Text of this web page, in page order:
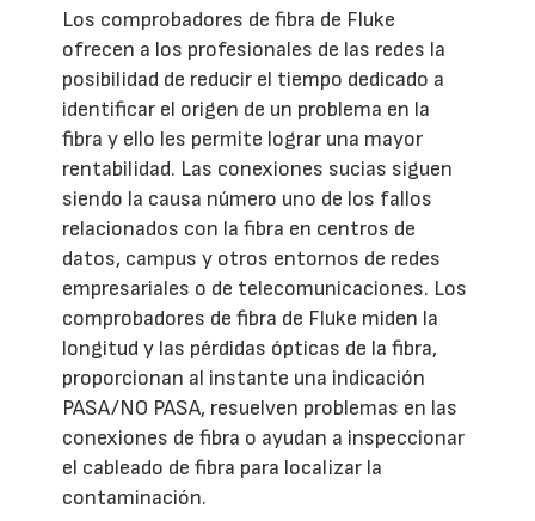
Los comprobadores de fibra de Fluke
ofrecen a los profesionales de las redes la
posibilidad de reducir el tiempo dedicado a
identificar el origen de un problema en la
fibra y ello les permite lograr una mayor
rentabilidad. Las conexiones sucias siguen
siendo la causa número uno de los fallos
relacionados con la fibra en centros de
datos, campus y otros entornos de redes
empresariales o de telecomunicaciones. Los
comprobadores de fibra de Fluke miden la
longitud y las pérdidas ópticas de la fibra,
proporcionan al instante una indicación
PASA/NO PASA, resuelven problemas en las
conexiones de fibra o ayudan a inspeccionar
el cableado de fibra para localizar la
contaminación.